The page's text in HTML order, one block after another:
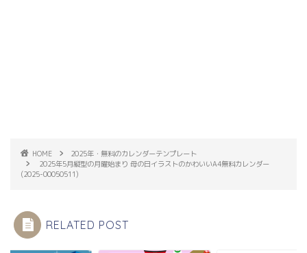
HOME
2025年・無料のカレンダーテンプレート
2025年5月縦型の月曜始まり 母の日イラストのかわいいA4無料カレンダー
(2025-00050511)
RELATED POST